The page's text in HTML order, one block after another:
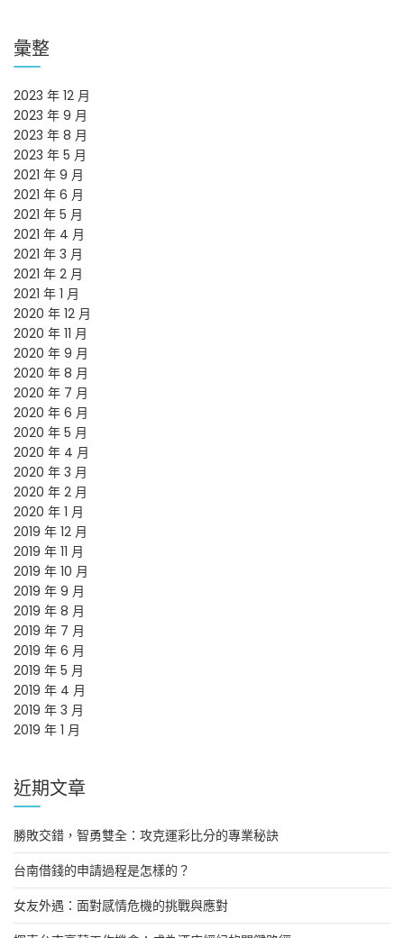
彙整
2023 年 12 月
2023 年 9 月
2023 年 8 月
2023 年 5 月
2021 年 9 月
2021 年 6 月
2021 年 5 月
2021 年 4 月
2021 年 3 月
2021 年 2 月
2021 年 1 月
2020 年 12 月
2020 年 11 月
2020 年 9 月
2020 年 8 月
2020 年 7 月
2020 年 6 月
2020 年 5 月
2020 年 4 月
2020 年 3 月
2020 年 2 月
2020 年 1 月
2019 年 12 月
2019 年 11 月
2019 年 10 月
2019 年 9 月
2019 年 8 月
2019 年 7 月
2019 年 6 月
2019 年 5 月
2019 年 4 月
2019 年 3 月
2019 年 1 月
近期文章
勝敗交錯，智勇雙全：攻克運彩比分的專業秘訣
台南借錢的申請過程是怎樣的？
女友外遇：面對感情危機的挑戰與應對